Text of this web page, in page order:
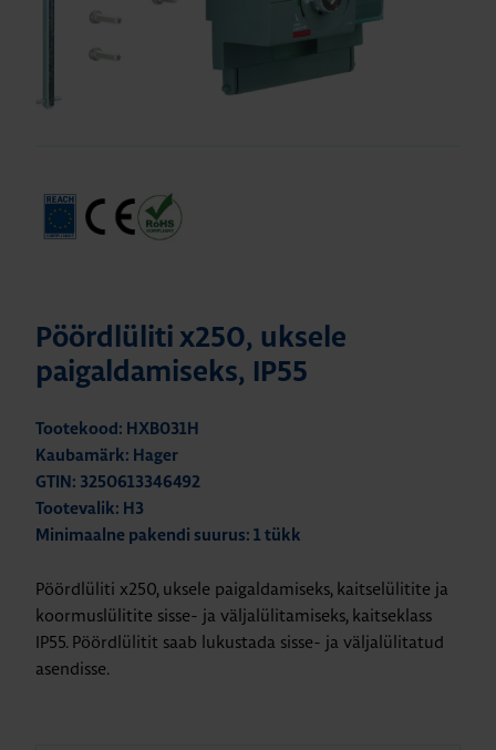
Pöördlüliti x250, uksele
paigaldamiseks, IP55
Tootekood: HXB031H
Kaubamärk: Hager
GTIN: 3250613346492
Tootevalik: H3
Minimaalne pakendi suurus: 1 tükk
Pöördlüliti x250, uksele paigaldamiseks, kaitselülitite ja
koormuslülitite sisse- ja väljalülitamiseks, kaitseklass
IP55. Pöördlülitit saab lukustada sisse- ja väljalülitatud
asendisse.